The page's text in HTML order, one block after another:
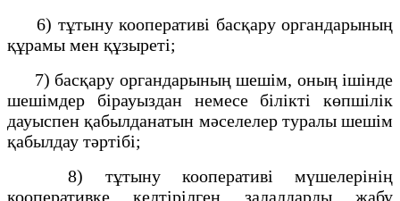
6) тұтыну кооперативi басқару органдарының
құрамы мен құзыретi;
7) басқару органдарының шешiм, оның iшiнде
шешiмдер бiрауыздан немесе бiлiктi көпшiлiк
дауыспен қабылданатын мәселелер туралы шешiм
қабылдау тәртiбi;
8) тұтыну кооперативi мүшелерiнiң
кооперативке келтiрiлген залалдарды жабу